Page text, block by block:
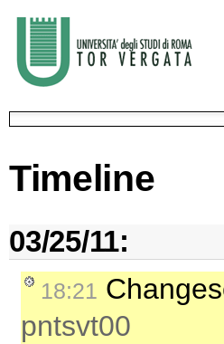
Timeline
03/25/11:
18:21
pntsvt00